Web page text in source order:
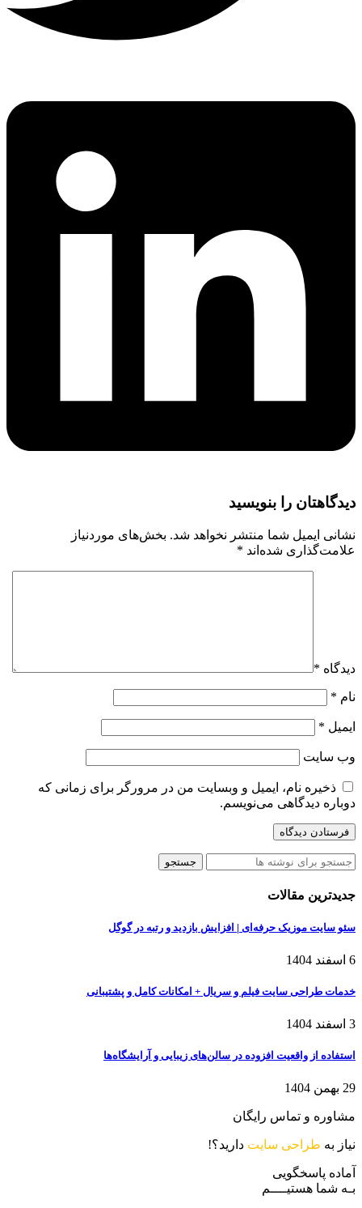
دیدگاهتان را بنویسید
نشانی ایمیل شما منتشر نخواهد شد. بخش‌های موردنیاز
علامت‌گذاری شده‌اند *
دیدگاه *
نام *
ایمیل *
وب‌ سایت
ذخیره نام، ایمیل و وبسایت من در مرورگر برای زمانی که
دوباره دیدگاهی می‌نویسم.
جستجو
جدیدترین مقالات
سئو سایت موزیک حرفه‌ای | افزایش بازدید و رتبه در گوگل
6 اسفند 1404
خدمات طراحی سایت فیلم و سریال + امکانات کامل و پشتیبانی
3 اسفند 1404
استفاده از واقعیت افزوده در سالن‌های زیبایی و آرایشگاه‌ها
29 بهمن 1404
مشاوره و تماس رایگان
نیاز به طراحی سایت دارید؟!
آماده پاسخگویی
بـه شما هستیــــم